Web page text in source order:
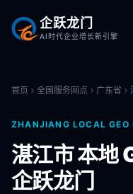
企跃龙门
AI时代企业增长新引擎
首页 全国服务网点 广东省
ZHANJIANG LOCAL GEO
湛江市本地
企跃龙门